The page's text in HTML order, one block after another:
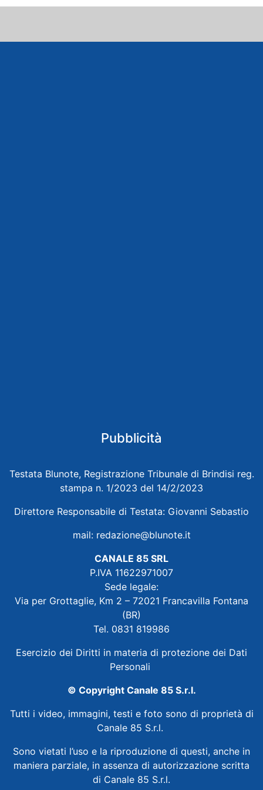
Pubblicità
Testata Blunote, Registrazione Tribunale di Brindisi reg.
stampa n. 1/2023 del 14/2/2023
Direttore Responsabile di Testata: Giovanni Sebastio
mail: redazione@blunote.it
CANALE 85 SRL
P.IVA 11622971007
Sede legale:
Via per Grottaglie, Km 2 – 72021 Francavilla Fontana
(BR)
Tel. 0831 819986
Esercizio dei Diritti in materia di protezione dei Dati
Personali
© Copyright Canale 85 S.r.l.
Tutti i video, immagini, testi e foto sono di proprietà di
Canale 85 S.r.l.
Sono vietati l’uso e la riproduzione di questi, anche in
maniera parziale, in assenza di autorizzazione scritta
di Canale 85 S.r.l.